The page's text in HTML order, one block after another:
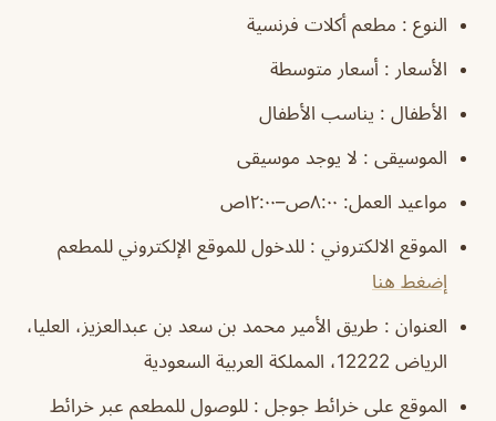
النوع : مطعم أكلات فرنسية
الأسعار : أسعار متوسطة
الأطفال : يناسب الأطفال
الموسيقى : لا يوجد موسيقى
مواعيد العمل: ٨:٠٠ص–١٢:٠٠ص
الموقع الالكتروني : للدخول للموقع الإلكتروني للمطعم
إضغط هنا
العنوان : طريق الأمير محمد بن سعد بن عبدالعزيز، العليا،
الرياض 12222، المملكة العربية السعودية
الموقع على خرائط جوجل : للوصول للمطعم عبر خرائط